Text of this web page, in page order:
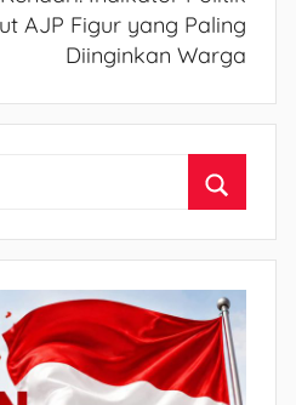
AJP Figur yang Paling
Diinginkan Warga
e
a
r
c
h